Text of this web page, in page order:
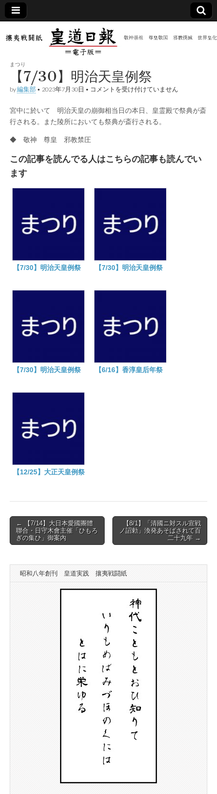
皇道
日報
（防
共新
聞）
電子
版
敬神
尊皇
｜昭
和八
年創
刊
実
践
攘夷
紙
まつり
【7/30】明治天皇例祭
by編集部 • 2023年7月30日 • 【7/30】
天
皇
例
祭
は
コメントを受け付けていません
宮中に於いて 明治天皇の崩御相当日の本日、皇霊殿で祭典が斎
行される。また陵所においても祭典が斎行される。
◆ 敬神 尊皇 邪教禁圧
この記事を読んでる人はこちらの記事も読んでい
ます
【7/30】明治天皇例祭 【7/30】明治天皇例祭
【7/30】明治天皇例祭 【6/16】香淳皇后年祭
【12/25】大正天皇例祭
Post
navigation
← 【7/14】大日本愛國團體
聯合・日守木會主催「ひもろ
ぎの集ひ」御案內
【8/1】「清國ニ対スル宣戦
ノ詔勅」渙発あそばされて百
二十九年 →
昭和八年創刊 皇道実践 攘夷戦闘紙